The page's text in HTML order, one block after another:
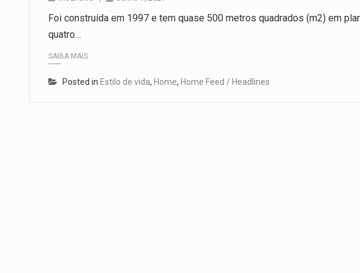
Foi construída em 1997 e tem quase 500 metros quadrados (m2) em
quatro…
SAIBA MAIS
Posted in Estilo de vida, Home, Home Feed / Headlines